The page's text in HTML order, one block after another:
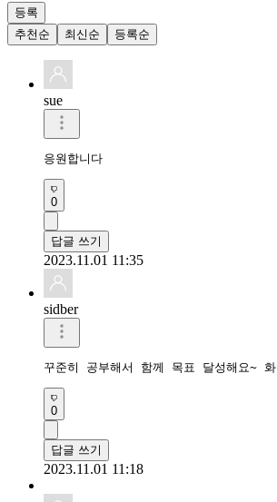
등록
추천순
최신순 등록순
sue
응원합니다
0
답글 쓰기
2023.11.01 11:35
sidber
꾸준히 공부해서 함께 목표 달성해요~
0
답글 쓰기
2023.11.01 11:18